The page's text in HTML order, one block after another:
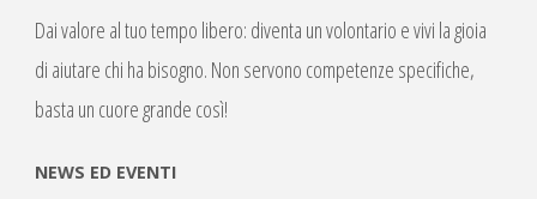
Dai valore al tuo tempo libero: diventa un volontario e vivi la gioia
di aiutare chi ha bisogno. Non servono competenze specifiche,
basta un cuore grande così!
NEWS ED EVENTI